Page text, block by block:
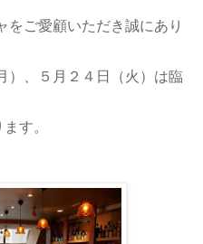
をご愛顧いただき誠にあり
）、５月２４日（火）は臨
す。